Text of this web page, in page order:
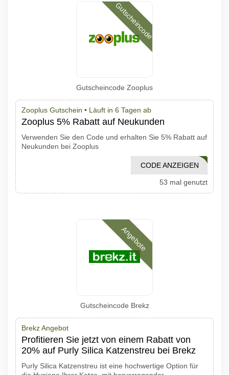
Gutscheincode
Gutscheincode Zooplus
Zooplus Gutschein • Läuft in 6 Tagen ab
Zooplus 5% Rabatt auf Neukunden
Verwenden Sie den Code und erhalten Sie 5% Rabatt auf
Neukunden bei Zooplus
WILLKOMMEN5
CODE ANZEIGEN
53 mal genutzt
Angebote
Gutscheincode Brekz
Brekz Angebot
Profitieren Sie jetzt von einem Rabatt von
20% auf Purly Silica Katzenstreu bei Brekz
Purly Silica Katzenstreu ist eine hochwertige Option für